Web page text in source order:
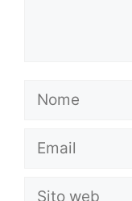
Nome
Email
Sito